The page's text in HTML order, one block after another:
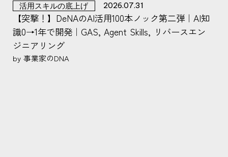
活用スキルの底上げ 2026.07.31
【突撃！】DeNAのAI活用100本ノック第二弾｜AI知
識0→1年で開発｜GAS, Agent Skills, リバースエン
ジニアリング
by 事業家のDNA